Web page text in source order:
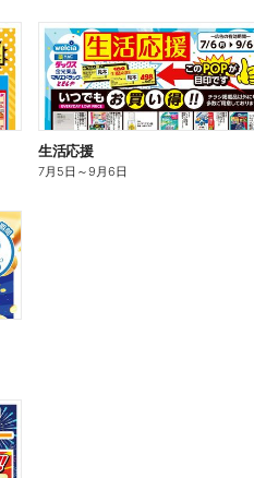
生活応援
7月5日 ～9月6日